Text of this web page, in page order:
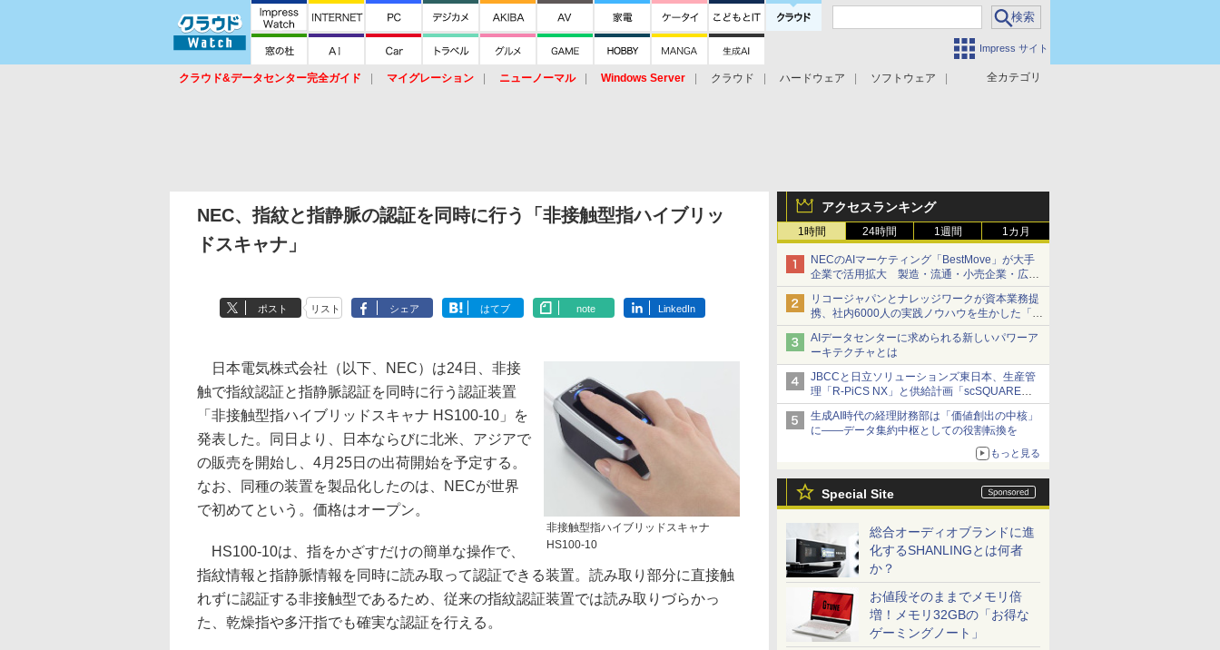
Impress サイト
全カテゴリ
クラウド&データセンター完全ガイド マイグレーション ニューノーマル Windows Server クラウド ハードウェア
ソフトウェア
アクセスランキング
1時間 24時間 1週間 1カ月
NECのAIマーケティング「BestMove」が大手
企業で活用拡大 製造・流通・小売企業・広告
代理店などが実装フェーズへ
リコージャパンとナレッジワークが資本業務提
携、社内6000人の実践ノウハウを生かした「AI
商談記録 for RICOH」を展開へ
AIデータセンターに求められる新しいパワーア
ーキテクチャとは
JBCCと日立ソリューションズ東日本、生産管
理「R-PiCS NX」と供給計画「scSQUARE
ISP」の連携サービスを提供開始
生成AI時代の経理財務部は「価値創出の中核」
に――データ集約中枢としての役割転換を
もっと見る
Special Site
総合オーディオブランドに進
化するSHANLINGとは何者
か？
お値段そのままでメモリ倍
増！メモリ32GBの「お得な
ゲーミングノート」
NEC、指紋と指静脈の認証を同時に行う「非接触型指ハイブリッ
ドスキャナ」
ポスト リスト シェア はてブ note LinkedIn
非接触型指ハイブリッドスキャナ
HS100-10
日本電気株式会社（以下、NEC）は24日、非接
触で指紋認証と指静脈認証を同時に行う認証装置
「非接触型指ハイブリッドスキャナ HS100-10」を
発表した。同日より、日本ならびに北米、アジアで
の販売を開始し、4月25日の出荷開始を予定する。
なお、同種の装置を製品化したのは、NECが世界
で初めてという。価格はオープン。
HS100-10は、指をかざすだけの簡単な操作で、
指紋情報と指静脈情報を同時に読み取って認証できる装置。読み取り部分に直接触
れずに認証する非接触型であるため、従来の指紋認証装置では読み取りづらかっ
た、乾燥指や多汗指でも確実な認証を行える。